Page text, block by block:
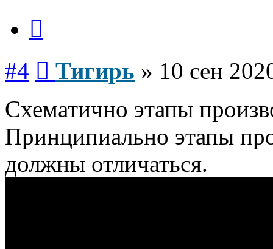
#4 Тигирь » 10 сен
Схематично этапы
Принципиально этапы
должны отличаться.